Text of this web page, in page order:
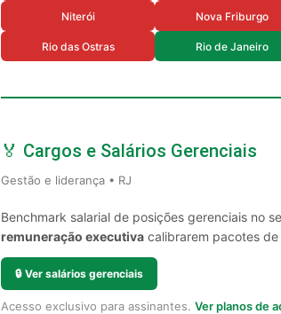
Niterói Nova Friburgo
Rio das Ostras Rio de Janeiro
🏅 Cargos e Salários Gerenciais
Gestão e liderança • RJ
Benchmark salarial de posições gerenciais no
remuneração executiva calibrarem pacotes
🔒 Ver salários gerenciais
Acesso exclusivo para assinantes. Ver planos de